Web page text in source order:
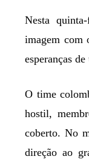
Nesta
imagem com
esperanças
O time
hostil,
coberto. No
direção ao